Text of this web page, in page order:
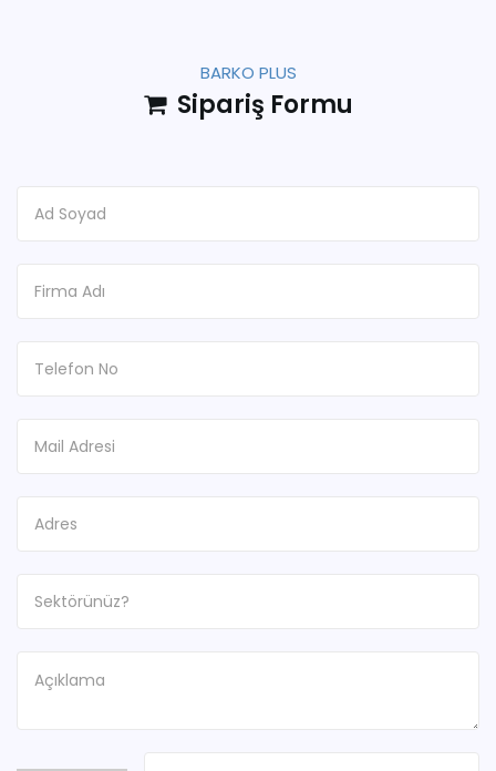
BARKO PLUS
Sipariş Formu